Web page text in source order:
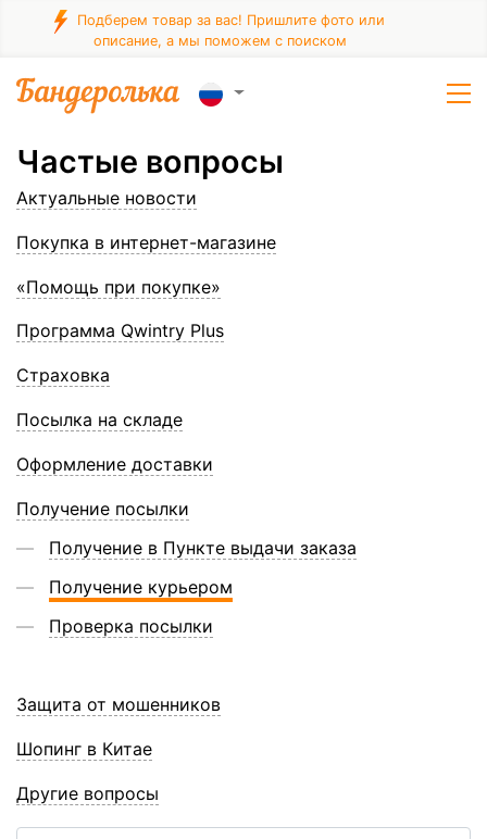
Подберем товар за вас! Пришлите фото или
описание, а мы поможем с поиском
Частые вопросы
Актуальные новости
Покупка в интернет-магазине
«Помощь при покупке»
Программа Qwintry Plus
Страховка
Посылка на складе
Оформление доставки
Получение посылки
Получение в Пункте выдачи заказа
Получение курьером
Проверка посылки
Защита от мошенников
Шопинг в Китае
Другие вопросы